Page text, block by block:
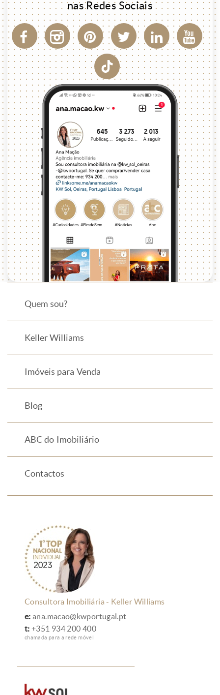
nas Redes Sociais
Quem sou?
Keller Williams
Imóveis para Venda
Blog
ABC do Imobiliário
Contactos
Consultora Imobiliária - Keller Williams
e: ana.macao@kwportugal.pt
t: +351 934 200 400
chamada para a rede móvel